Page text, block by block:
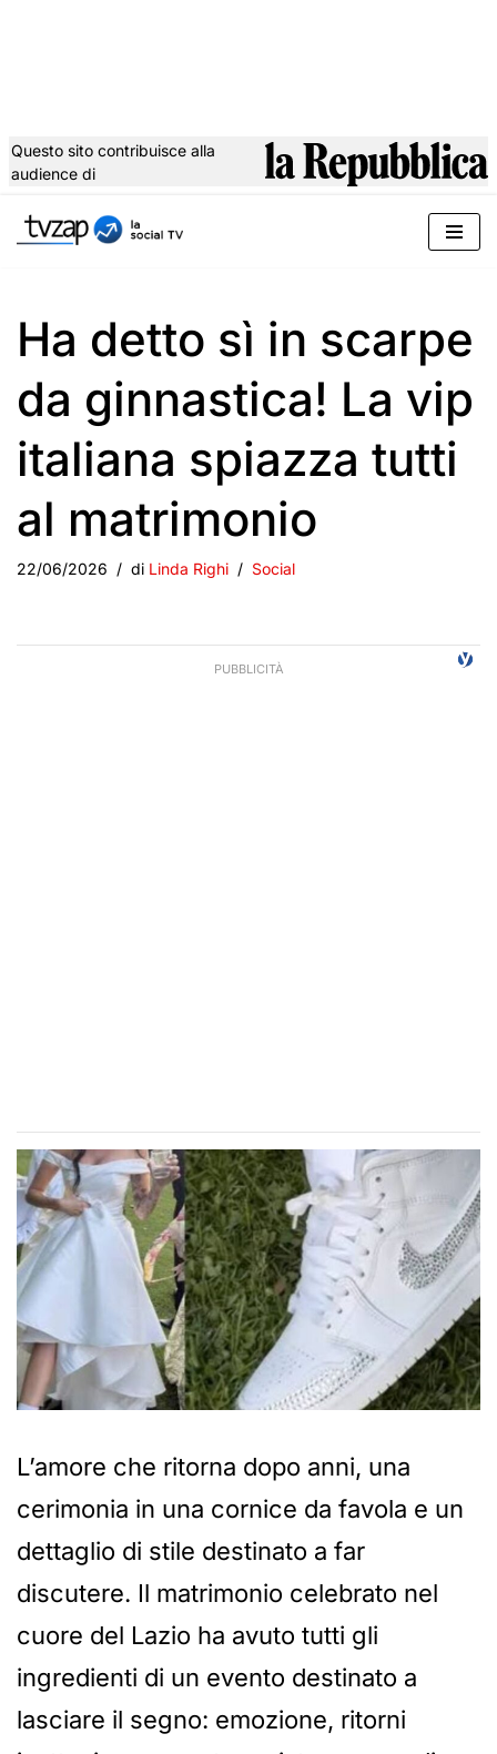
al
Questo sito contribuisce alla
audience di
Ha detto sì in scarpe
da ginnastica! La vip
italiana spiazza tutti
al matrimonio
22/06/2026 di Linda Righi Social
L’amore che ritorna dopo anni, una
cerimonia in una cornice da favola e un
dettaglio di stile destinato a far
discutere. Il matrimonio celebrato nel
cuore del Lazio ha avuto tutti gli
ingredienti di un evento destinato a
lasciare il segno: emozione, ritorni